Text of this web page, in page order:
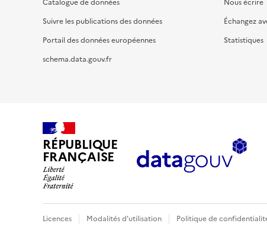
Catalogue de données
Suivre les publications des données
Portail des données européennes
schema.data.gouv.fr
Nous écrire
Échangez
Statistiques
RÉPUBLIQUE
FRANÇAISE
Licences Modalités d'utilisation Politique de